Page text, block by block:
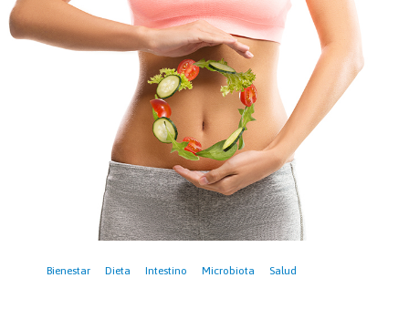
Bienestar Dieta Intestino Microbiota Salud